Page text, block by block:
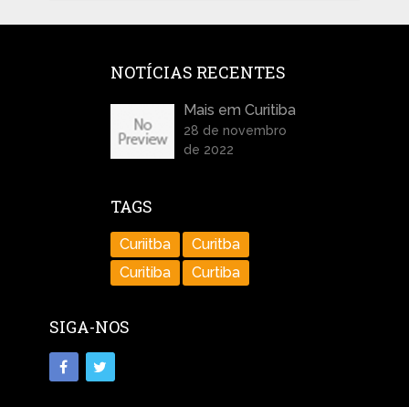
NOTÍCIAS RECENTES
Mais em Curitiba
28 de novembro
de 2022
TAGS
Curiitba
Curitba
Curitiba
Curtiba
SIGA-NOS